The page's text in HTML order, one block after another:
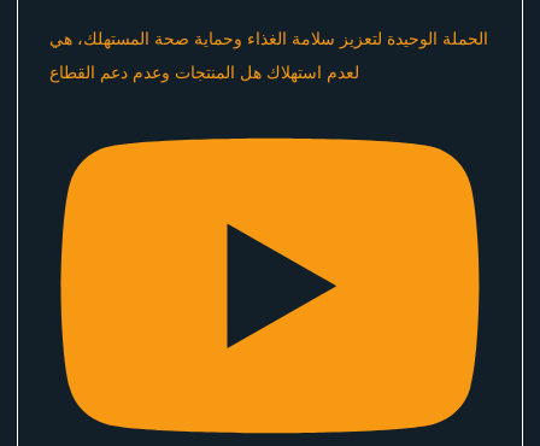
الحملة الوحيدة لتعزيز سلامة الغذاء وحماية صحة المستهلك، هي
لعدم استهلاك هل المنتجات وعدم دعم القطاع